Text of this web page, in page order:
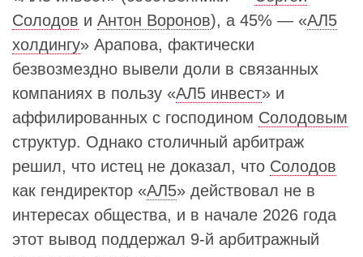
Солодов и Антон Воронов), а 45% — «АЛ5
холдингу» Арапова, фактически
безвозмездно вывели доли в связанных
компаниях в пользу «АЛ5 инвест» и
аффилированных с господином Солодовым
структур. Однако столичный арбитраж
решил, что истец не доказал, что Солодов
как гендиректор «АЛ5» действовал не в
интересах общества, и в начале 2026 года
этот вывод поддержал 9-й арбитражный